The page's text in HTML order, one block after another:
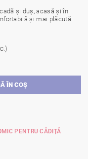
și duș, acasă și în
și mai plăcută
PENTRU CĂDIȚĂ